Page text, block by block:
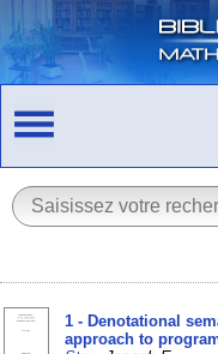
1 - Denotational
approach to